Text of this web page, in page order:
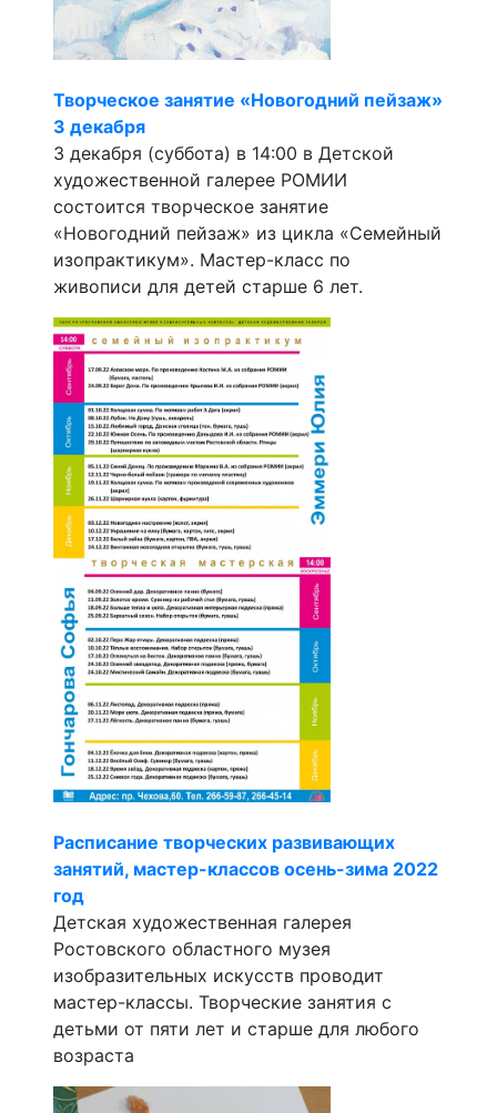
Творческое занятие «Новогодний пейзаж»
3 декабря
3 декабря (суббота) в 14:00 в Детской
художественной галерее РОМИИ
состоится творческое занятие
«Новогодний пейзаж» из цикла «Семейный
изопрактикум». Мастер-класс по
живописи для детей старше 6 лет.
Расписание творческих развивающих
занятий, мастер-классов осень-зима 2022
год
Детская художественная галерея
Ростовского областного музея
изобразительных искусств проводит
мастер-классы. Творческие занятия с
детьми от пяти лет и старше для любого
возраста